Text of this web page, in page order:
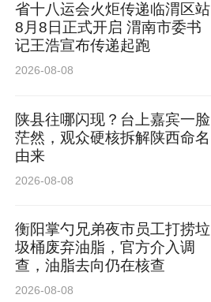
省十八运会火炬传递临渭区站
8月8日正式开启 渭南市委书
记王浩宣布传递起跑
2026-08-08
陕县往哪闪现？台上嘉宾一脸
茫然，观众硬核拆解陕西命名
由来
2026-08-08
衡阳掌勺兄弟夜市员工打捞垃
圾桶废弃油脂，官方介入调
查，油脂去向仍在核查
2026-08-08